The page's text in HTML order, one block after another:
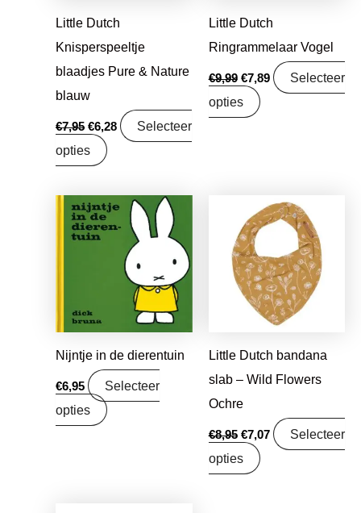
Little Dutch
Knisperspeeltje
blaadjes Pure & Nature
blauw
€7,95 €6,28
Selecteer
opties
Little Dutch
Ringrammelaar Vogel
€9,99 €7,89
Selecteer
opties
Nijntje in de dierentuin
€6,95
Selecteer
opties
Little Dutch bandana
slab – Wild Flowers
Ochre
€8,95
Oorspronkelijke
prijs
was:
€8,95.
€7,07
Huidige
prijs
€7,07.
Selecteer
opties